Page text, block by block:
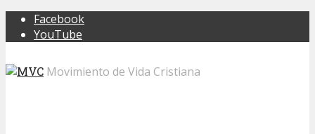
Facebook
YouTube
Movimiento de Vida Cristiana